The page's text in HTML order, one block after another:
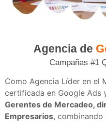
Agencia de
Campañas #1
Como Agencia Líder en el
certificada en Google Ads
Gerentes de Mercadeo,
Empresarios, combinando